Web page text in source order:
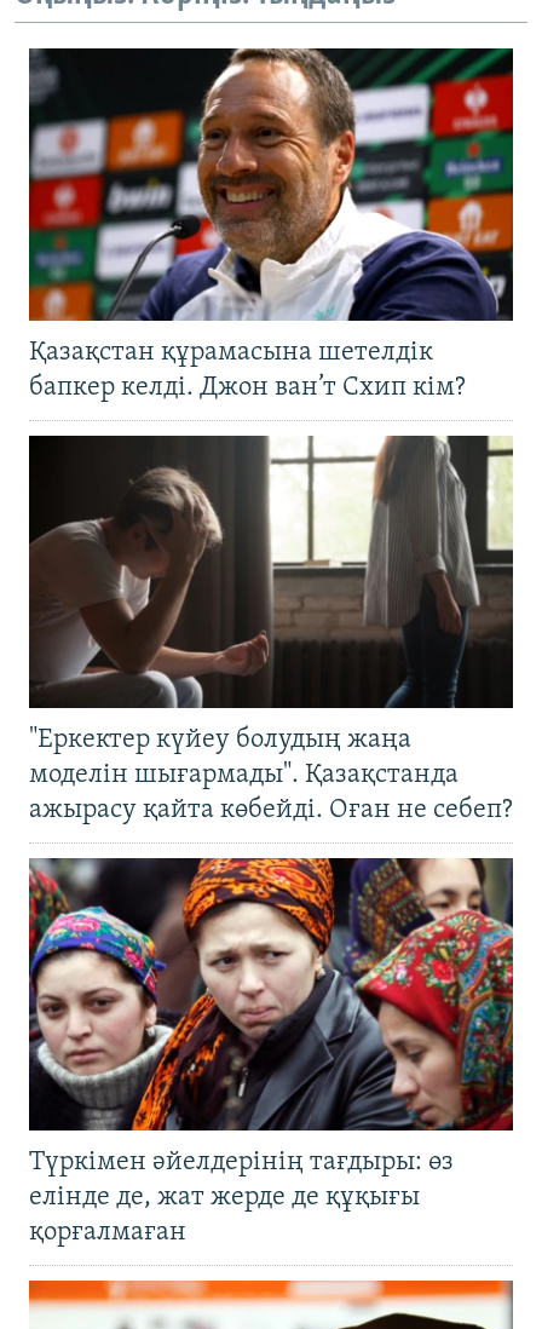
Қазақстан құрамасына шетелдік
бапкер келді. Джон ван’т Схип кім?
"Еркектер күйеу болудың жаңа
моделін шығармады". Қазақстанда
ажырасу қайта көбейді. Оған не себеп?
Түркімен әйелдерінің тағдыры: өз
елінде де, жат жерде де құқығы
қорғалмаған